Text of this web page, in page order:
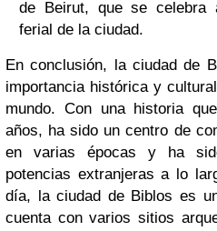
de Beirut, que se celebra
ferial de la ciudad.
En conclusión, la ciudad de
importancia histórica y
mundo. Con una historia
años, ha sido un centro de
en varias épocas y ha
potencias extranjeras a lo
día, la ciudad de Biblos es
cuenta con varios sitios